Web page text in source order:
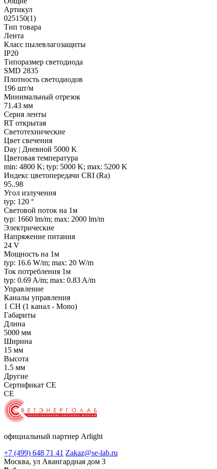
Артикул
025150(1)
Тип товара
Лента
Класс пылевлагозащиты
IP20
Типоразмер светодиода
SMD 2835
Плотность светодиодов
196 шт/м
Минимальный отрезок
71.43 мм
Серия ленты
RT открытая
Светотехнические
Цвет свечения
Day | Дневной 5000 K
Цветовая температура
min: 4800 K; typ: 5000 K; max: 5200 K
Индекс цветопередачи CRI (Ra)
95..98
Угол излучения
typ: 120 °
Световой поток на 1м
typ: 1660 lm/m; max: 2000 lm/m
Электрические
Напряжение питания
24 V
Мощность на 1м
typ: 16.6 W/m; max: 20 W/m
Ток потребления 1м
typ: 0.69 A/m; max: 0.83 A/m
Управление
Каналы управления
1 CH (1 канал - Mono)
Габариты
Длина
5000 мм
Ширина
15 мм
Высота
1.5 мм
Другие
Сертификат CE
CE
официальный партнер Arlight
+7 (499) 648 71 41 Zakaz@se-lab.ru
Москва, ул Авангардная дом 3